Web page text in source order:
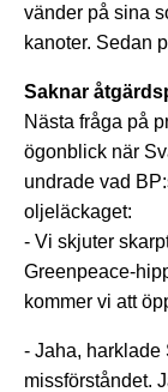
vänder på sina
kanoter. Sedan
Saknar
Nästa fråga på
ögonblick när
undrade vad
oljeläckaget:
- Vi skjuter
Greenpeace-
kommer vi att
- Jaha, harklade
missförståndet.